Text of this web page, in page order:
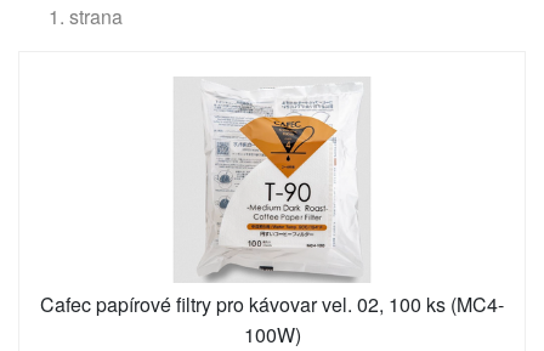
1. strana
Cafec papírové filtry pro kávovar vel. 02, 100 ks (MC4-
100W)